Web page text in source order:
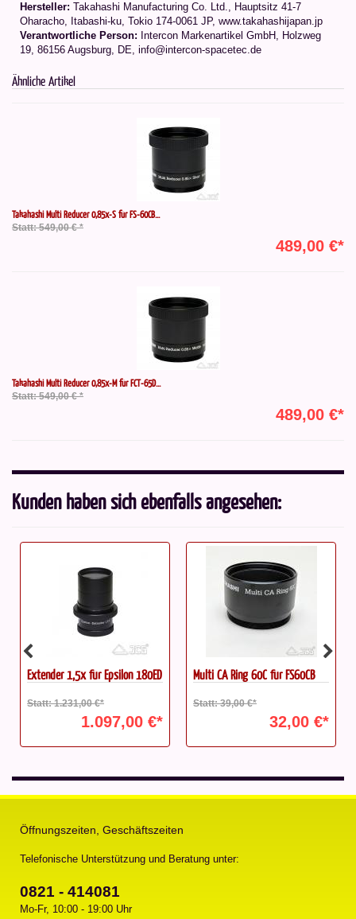
Hersteller: Takahashi Manufacturing Co. Ltd., Hauptsitz 41-7
Oharacho, Itabashi-ku, Tokio 174-0061 JP, www.takahashijapan.jp
Verantwortliche Person: Intercon Markenartikel GmbH, Holzweg
19, 86156 Augsburg, DE, info@intercon-spacetec.de
Ähnliche Artikel
Takahashi Multi Reducer 0,85x-S für FS-60CB...
Statt: 549,00 € *
489,00 €*
Takahashi Multi Reducer 0,85x-M für FCT-65D...
Statt: 549,00 € *
489,00 €*
Kunden haben sich ebenfalls angesehen:
Extender 1,5x für Epsilon 180ED
Statt: 1.231,00 €*
1.097,00 €*
Multi CA Ring 60C für FS60CB
Statt: 39,00 €*
32,00 €*
Öffnungszeiten, Geschäftszeiten
Telefonische Unterstützung und Beratung unter:
0821 - 414081
Mo-Fr, 10:00 - 19:00 Uhr